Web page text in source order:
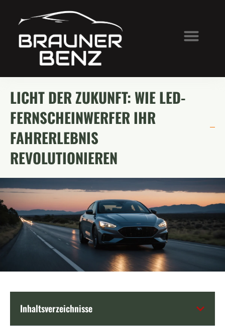
LICHT DER ZUKUNFT: WIE LED-
FERNSCHEINWERFER IHR
FAHRERLEBNIS
REVOLUTIONIEREN
Inhaltsverzeichnisse